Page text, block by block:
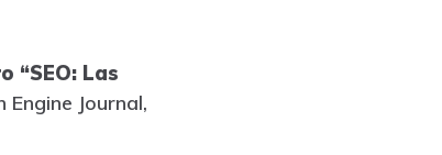
“SEO: Las
Journal,